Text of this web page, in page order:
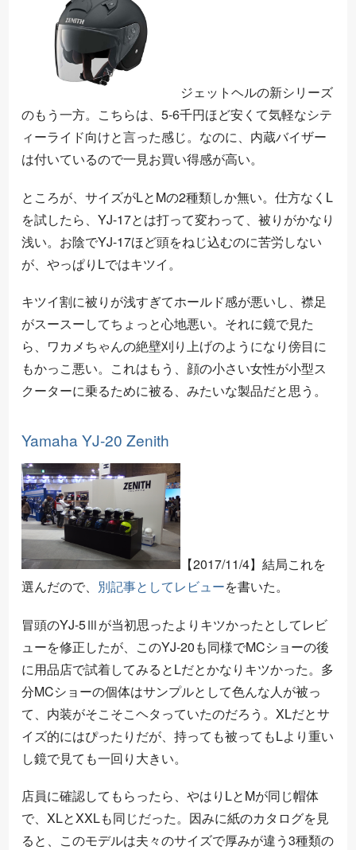
ジェットヘルの新シリーズ
のもう一方。こちらは、5-6千円ほど安くて気軽なシテ
ィーライド向けと言った感じ。なのに、内蔵バイザー
は付いているので一見お買い得感が高い。
ところが、サイズがLとMの2種類しか無い。仕方なくL
を試したら、YJ-17とは打って変わって、被りがかなり
浅い。お陰でYJ-17ほど頭をねじ込むのに苦労しない
が、やっぱりLではキツイ。
キツイ割に被りが浅すぎてホールド感が悪いし、襟足
がスースーしてちょっと心地悪い。それに鏡で見た
ら、ワカメちゃんの絶壁刈り上げのようになり傍目に
もかっこ悪い。これはもう、顔の小さい女性が小型ス
クーターに乗るために被る、みたいな製品だと思う。
Yamaha YJ-20 Zenith
【2017/11/4】結局これを
選んだので、 別記事としてレビューを書いた。
冒頭のYJ-5Ⅲが当初思ったよりキツかったとしてレビ
ューを修正したが、このYJ-20も同様でMCショーの後
に用品店で試着してみるとLだとかなりキツかった。多
分MCショーの個体はサンプルとして色んな人が被っ
て、内装がそこそこヘタっていたのだろう。XLだとサ
イズ的にはぴったりだが、持っても被ってもLより重い
し鏡で見ても一回り大きい。
店員に確認してもらったら、やはりLとMが同じ帽体
で、XLとXXLも同じだった。因みに紙のカタログを見
ると、このモデルは夫々のサイズで厚みが違う3種類の